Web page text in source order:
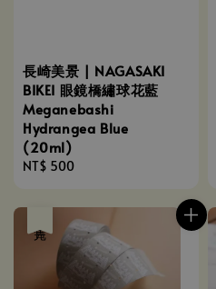
長崎美景 | NAGASAKI
BIKEI 眼鏡橋繡球花藍
Meganebashi
Hydrangea Blue
(20ml)
Regular
NT$ 500